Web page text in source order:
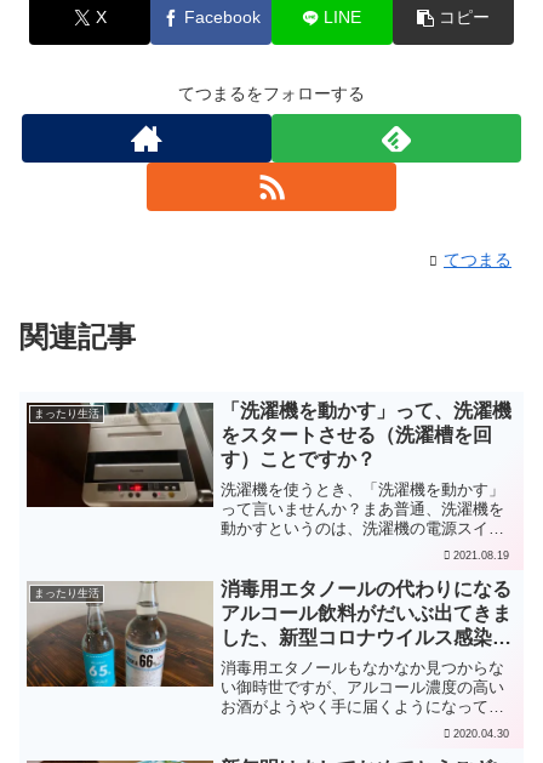
X Facebook LINE コピー
てつまるをフォローする
てつまる
関連記事
まったり生活
「洗濯機を動かす」って、洗濯機
をスタートさせる（洗濯槽を回
す）ことですか？
洗濯機を使うとき、「洗濯機を動かす」
って言いませんか？まあ普通、洗濯機を
動かすというのは、洗濯機の電源スイッ
チを入れて、スタートボタンを押して
を回すことを言うのではないかと思いま
す。我が家の洗濯機は、使う...
2021.08.19
まったり生活
消毒用エタノールの代わりになる
アルコール飲料がだいぶ出てきま
した、新型コロナウイルス感染防
止
消毒用エタノールもなかなか見つからな
い御時世ですが、アルコール濃度の高い
お酒がようやく手に届くようになってき
ました。沖縄では泡盛の醸造所がかなり
2020.04.30